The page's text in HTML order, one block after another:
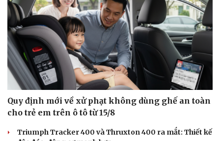
Quy định mới về xử phạt không dùng ghế an toàn
cho trẻ em trên ô tô từ 15/8
Triumph Tracker 400 và Thruxton 400 ra mắt: Thiết kế